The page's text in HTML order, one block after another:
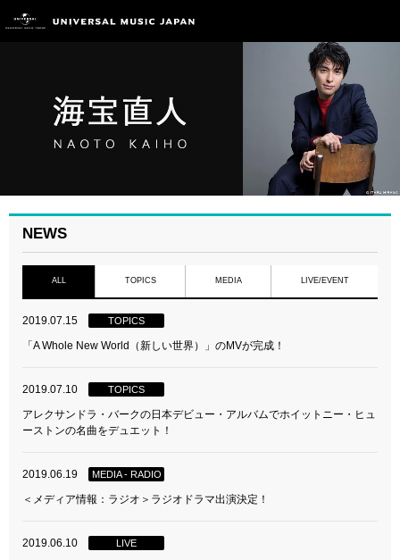
NEWS
ALL TOPICS MEDIA LIVE/EVENT
2019.07.15 TOPICS
「A Whole New World（新しい世界）」のMVが完成！
2019.07.10 TOPICS
アレクサンドラ・バークの日本デビュー・アルバムでホイットニー・ヒュ
ーストンの名曲をデュエット！
2019.06.19 MEDIA - RADIO
＜メディア情報：ラジオ＞ラジオドラマ出演決定！
2019.06.10 LIVE